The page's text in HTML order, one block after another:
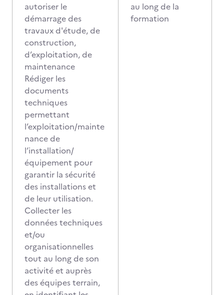
autoriser le
démarrage des
travaux d'étude, de
construction,
d’exploitation, de
maintenance
Rédiger les
documents
techniques
permettant
l’exploitation/mainte
nance de
l’installation/
équipement pour
garantir la sécurité
des installations et
de leur utilisation.
Collecter les
données techniques
et/ou
organisationnelles
tout au long de son
activité et auprès
des équipes terrain,
au long de la
formation